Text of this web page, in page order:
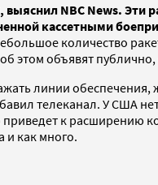
NBC News.
кассетными
количество
этом объявят
линии
телеканал. У США
к расширению
и как много.